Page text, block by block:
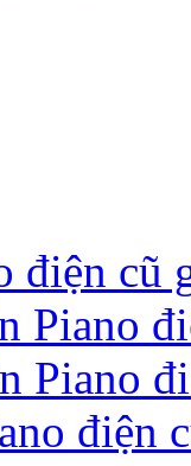
điện cũ
Piano
Piano
điện